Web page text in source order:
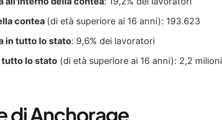
contea (di età superiore ai 16 anni): 193.623
in tutto lo stato: 9,6% dei lavoratori
tutto lo stato (di età superiore ai 16 anni): 2,2 milioni
di Anchorage